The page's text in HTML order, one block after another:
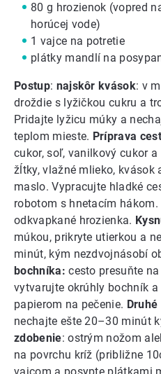
80 g hrozienok (vopred
horúcej vode)
1 vajce na potretie
plátky mandlí na
Postup: najskôr kvások: v
droždie s lyžičkou cukru a
Pridajte lyžicu múky a
teplom mieste. Príprava
cukor, soľ, vanilkový cukor
žĺtky, vlažné mlieko, kvások
maslo. Vypracujte hladké
robotom s hnetacím
odkvapkané hrozienka.
múkou, prikryte utierkou a
minút, kým nezdvojnásobí
bochníka: cesto presuňte
vytvarujte okrúhly bochník
papierom na pečenie.
nechajte ešte 20–30 minút
zdobenie: ostrým nožom
na povrchu kríž (približne